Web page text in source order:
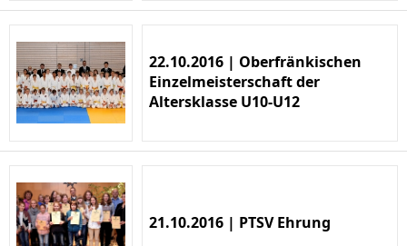
22.10.2016 | Oberfränkischen
Einzelmeisterschaft der
Altersklasse U10-U12
21.10.2016 | PTSV Ehrung